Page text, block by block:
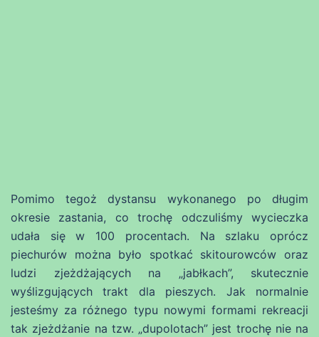
Pomimo tegoż dystansu wykonanego po długim
okresie zastania, co trochę odczuliśmy wycieczka
udała się w 100 procentach. Na szlaku oprócz
piechurów można było spotkać skitourowców oraz
ludzi zjeżdżających na „jabłkach”, skutecznie
wyślizgujących trakt dla pieszych. Jak normalnie
jesteśmy za różnego typu nowymi formami rekreacji
tak zjeżdżanie na tzw. „dupolotach” jest trochę nie na